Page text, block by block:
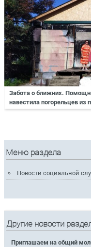
Забота о ближних.
навестила погорельцев из
Меню раздела
Новости социальной
Другие новости
Приглашаем на общий